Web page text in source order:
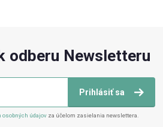
odberu Newsletteru
Prihlásiť sa
osobných údajov za účelom zasielania newslettera.